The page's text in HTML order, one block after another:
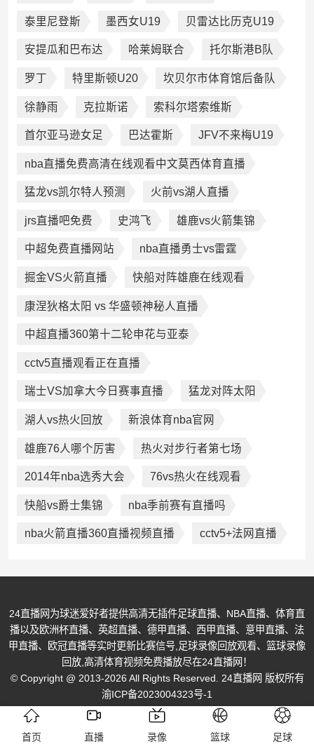
首页 直播 录像 篮球 足球
泰里尼登斯 墨西女U19 贝雷达比历克U19
安提瓜和巴布达 哈莱姆联合 托尔斯港B队
罗丁 特里斯顿U20 坎贝尔市体育馆后备队
徐静雨 克拉斯诺 索科尔塔索维斯
首尔亚马逊女足 巴达霍斯 JFV不来梅U19
nba直播免费高清在线观看中文莫西体育直播
猛龙vs凯尔特人预测 火前vs湖人直播
jrs直播吧免费 史鸿飞 雄鹿vs火箭集锦
中超免费直播网站 nba直播勇士vs雷霆
掘金VS火箭直播 快船对阵雄鹿在线观看
康涅狄格太阳 vs 华盛顿神秘人直播
中超直播360第十二轮申花与亚泰
cctv5直播观看正在直播
瑞士VS加拿大今日赛事直播 猛龙对阵太阳
湖人vs热火回放 新浪体育nba官网
雄鹿76人哪个厉害 热火对步行者第七场
2014年nba选秀大会 76vs热火在线观看
快船vs爵士集锦 nba季前赛有直播吗
nba火箭直播360直播视频直播 cctv5+法网直播
24直播网为球迷爱好者提供高清无插件足球直播、NBA直播、体育直
播以及欧洲杯直播、英超直播、德甲直播、西甲直播、意甲直播、法
甲直播、欧冠直播等实时更新比赛信号,足球录像回放观看、篮球录像
回放,高清体育视频免费播放尽在24直播网！
© Copyright @ 2013-2026 All Rights Reserved. 24直播网 版权所有
渝ICP备2023004323号-1